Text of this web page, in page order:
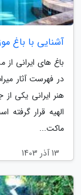
آشنایی با باغ
باغ های ایرانی
در فهرست آثار
هنر ایرانی یکی
الهیه قرار
ماکت...
13 آذر 1403